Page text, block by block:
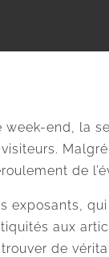
week-end, la
de
exposants,
aux
de